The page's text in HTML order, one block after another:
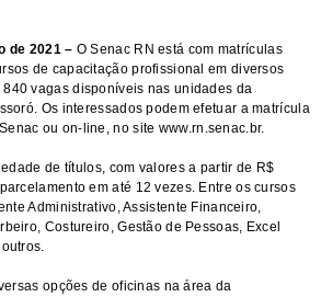
de 2021 – O Senac RN está com matrículas
de capacitação profissional em diversos
vagas disponíveis nas unidades da
Os interessados podem efetuar a matrícula
ou on-line, no site www.rn.senac.br.
de títulos, com valores a partir de R$
em até 12 vezes. Entre os cursos
Administrativo, Assistente Financeiro,
Costureiro, Gestão de Pessoas, Excel
opções de oficinas na área da